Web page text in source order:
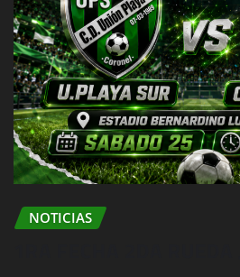
NOTICIAS